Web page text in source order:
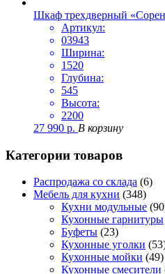
Шкаф трехдверный
Артикул:
03943
Ширина:
1520
Глубина:
545
Высота:
2200
27 990 р. В корзину
Категории товаров
Распродажа со склада (6)
Мебель для кухни (348)
Кухни модульные
Кухонные гарнитуры
Буфеты (23)
Кухонные уголки
Кухонные мойки (49)
Кухонные смесители